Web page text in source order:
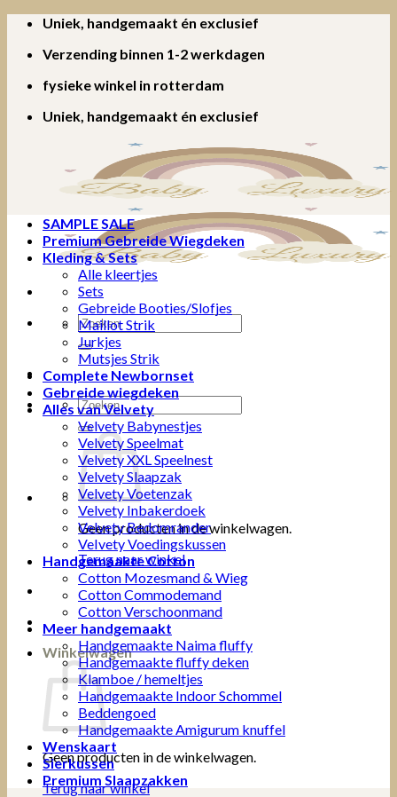
inhoud
Uniek, handgemaakt én exclusief
Verzending binnen 1-2 werkdagen
fysieke winkel in rotterdam
Uniek, handgemaakt én exclusief
Zoeken
naar:
Zoeken
naar:
Geen producten in de winkelwagen.
Terug naar winkel
Winkelwagen
Geen producten in de winkelwagen.
Terug naar winkel
SAMPLE SALE
Premium Gebreide Wiegdeken
Kleding & Sets
Alle kleertjes
Sets
Gebreide Booties/Slofjes
Maillot Strik
Jurkjes
Mutsjes Strik
Complete Newbornset
Gebreide wiegdeken
Alles van Velvety
Velvety Babynestjes
Velvety Speelmat
Velvety XXL Speelnest
Velvety Slaapzak
Velvety Voetenzak
Velvety Inbakerdoek
Velvety Bedomrander
VeIvety Voedingskussen
Handgemaakte Cotton
Cotton Mozesmand & Wieg
Cotton Commodemand
Cotton Verschoonmand
Meer handgemaakt
Handgemaakte Naima fluffy
Handgemaakte fluffy deken
Klamboe / hemeltjes
Handgemaakte Indoor Schommel
Beddengoed
Handgemaakte Amigurum knuffel
Wenskaart
Sierkussen
Premium Slaapzakken